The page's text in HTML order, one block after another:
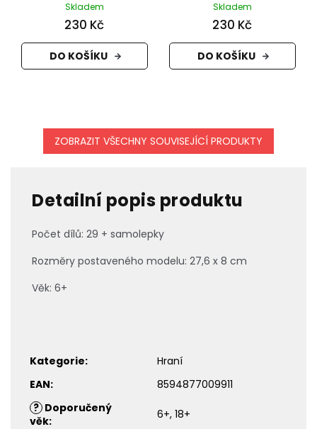
Skladem
230 Kč
DO KOŠÍKU
Skladem
230 Kč
DO KOŠÍKU
ZOBRAZIT VŠECHNY SOUVISEJÍCÍ PRODUKTY
Detailní popis produktu
Počet dílů: 29 + samolepky
Rozměry postaveného modelu: 27,6 x 8 cm
Věk: 6+
Kategorie:
Hraní
EAN:
8594877009911
? Doporučený
věk: 6+, 18+